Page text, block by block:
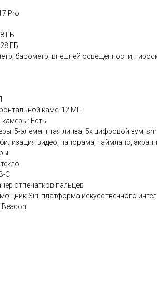
Pro
ГБ
ГБ
барометр, внешней освещенности,
каме: 12 МП
Есть
5-элементная линза, 5х цифровой зум,
видео, панорама, таймлапс,
C
отпечатков пальцев
Siri, платформа искусственного